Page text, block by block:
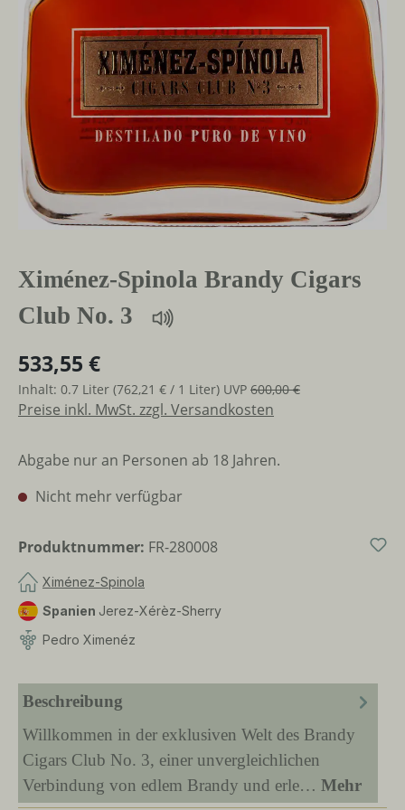
Ximénez-Spinola Brandy Cigars
Club No. 3
533,55 €
Inhalt: 0.7 Liter (762,21 € / 1 Liter) UVP 600,00 €
Preise inkl. MwSt. zzgl. Versandkosten
Abgabe nur an Personen ab 18 Jahren.
Nicht mehr verfügbar
Produktnummer: FR-280008
Ximénez-Spinola
Spanien Jerez-Xérèz-Sherry
Pedro Ximenéz
Beschreibung
Willkommen in der exklusiven Welt des Brandy
Cigars Club No. 3, einer unvergleichlichen
Verbindung von edlem Brandy und erle… Mehr